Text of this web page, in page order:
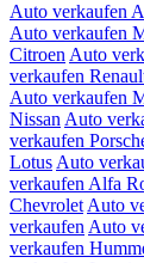
Auto verkaufen
Auto verkaufen
Citroen Auto
verkaufen
Auto verkaufen
Nissan Auto
verkaufen
Lotus Auto
verkaufen Alfa
Chevrolet Auto
verkaufen Auto
verkaufen